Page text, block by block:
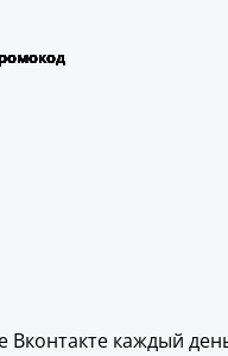
каждый